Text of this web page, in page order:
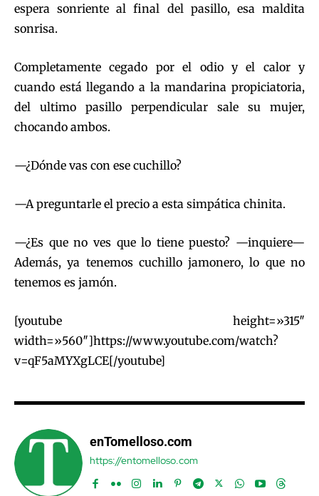
espera sonriente al final del pasillo, esa maldita
sonrisa.
Completamente cegado por el odio y el calor y
cuando está llegando a la mandarina propiciatoria,
del ultimo pasillo perpendicular sale su mujer,
chocando ambos.
—¿Dónde vas con ese cuchillo?
—A preguntarle el precio a esta simpática chinita.
—¿Es que no ves que lo tiene puesto? —inquiere—
Además, ya tenemos cuchillo jamonero, lo que no
tenemos es jamón.
[youtube height=»315″
width=»560″]https://www.youtube.com/watch?
v=qF5aMYXgLCE[/youtube]
enTomelloso.com
https://entomelloso.com